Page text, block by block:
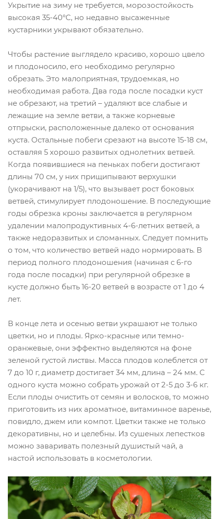
Укрытие на зиму не требуется, морозостойкость
высокая 35-40°С, но недавно высаженные
кустарники укрывают обязательно.
Чтобы растение выглядело красиво, хорошо цвело
и плодоносило, его необходимо регулярно
обрезать. Это малоприятная, трудоемкая, но
необходимая работа. Два года после посадки куст
не обрезают, на третий – удаляют все слабые и
лежащие на земле ветви, а также корневые
отпрыски, расположенные далеко от основания
куста. Остальные побеги срезают на высоте 15-18 см,
оставляя 5 хорошо развитых однолетних ветвей.
Когда появившиеся на пеньках побеги достигают
длины 70 см, у них прищипывают верхушки
(укорачивают на 1/5), что вызывает рост боковых
ветвей, стимулирует плодоношение. В последующие
годы обрезка кроны заключается в регулярном
удалении малопродуктивных 4-6-летних ветвей, а
также недоразвитых и сломанных. Следует помнить
о том, что количество ветвей надо нормировать. В
период полного плодоношения (начиная с 6-го
года после посадки) при регулярной обрезке в
кусте должно быть 16-20 ветвей в возрасте от 1 до 4
лет.
В конце лета и осенью ветви украшают не только
цветки, но и плоды. Ярко-красные или темно-
оранжевые, они эффектно выделяются на фоне
зеленой густой листвы. Масса плодов колеблется от
7 до 10 г, диаметр достигает 34 мм, длина – 24 мм. С
одного куста можно собрать урожай от 2-5 до 3-6 кг.
Если плоды очистить от семян и волосков, то можно
приготовить из них ароматное, витаминное варенье,
повидло, джем или компот. Цветки также не только
декоративны, но и целебны. Из сушеных лепестков
можно заваривать полезный душистый чай, а
настой использовать в косметологии.